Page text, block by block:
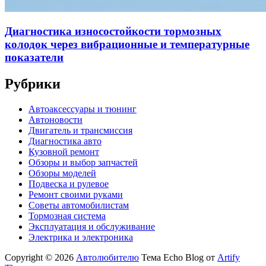
Диагностика износостойкости тормозных
колодок через вибрационные и температурные
показатели
Рубрики
Автоаксессуары и тюнинг
Автоновости
Двигатель и трансмиссия
Диагностика авто
Кузовной ремонт
Обзоры и выбор запчастей
Обзоры моделей
Подвеска и рулевое
Ремонт своими руками
Советы автомобилистам
Тормозная система
Эксплуатация и обслуживание
Электрика и электроника
Copyright © 2026 Автолюбителю Тема Echo Blog от Artify